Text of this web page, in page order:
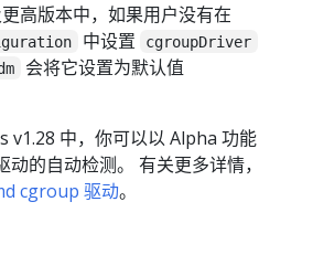
高版本中，如果用户没有在
中设置 cgroupDriver
会将它设置为默认值
v1.28 中，你可以以 Alpha 功能
的自动检测。 有关更多详情，
cgroup 驱动。